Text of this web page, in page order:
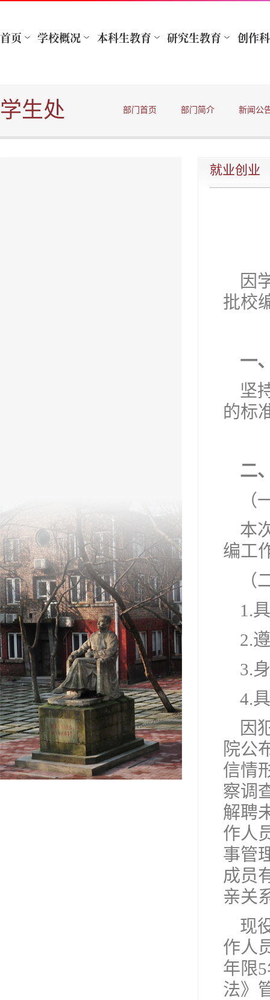
学生处 部门首页 部门简介 新闻公
就业创业
因
批校
一
坚
的标
二
（
本
编工
（
1.
2.
3.
4.
因
院公
信情
察调
解聘
作人
事管
成员
亲关
现
作人
年限
法》